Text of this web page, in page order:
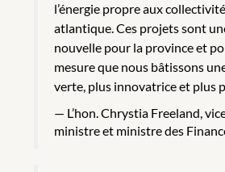
l’énergie propre aux
atlantique. Ces projets sont
nouvelle pour la province et
mesure que nous bâtissons
verte, plus innovatrice et plus
L’hon. Chrystia Freeland,
ministre et ministre des